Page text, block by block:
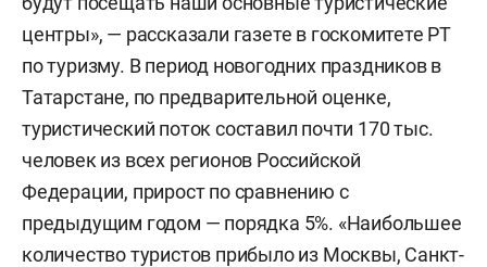
центры», — рассказали газете в госкомитете РТ
по туризму. В период новогодних праздников в
Татарстане, по предварительной оценке,
туристический поток составил почти 170 тыс.
человек из всех регионов Российской
Федерации, прирост по сравнению с
предыдущим годом — порядка 5%. «Наибольшее
количество туристов прибыло из Москвы, Санкт-